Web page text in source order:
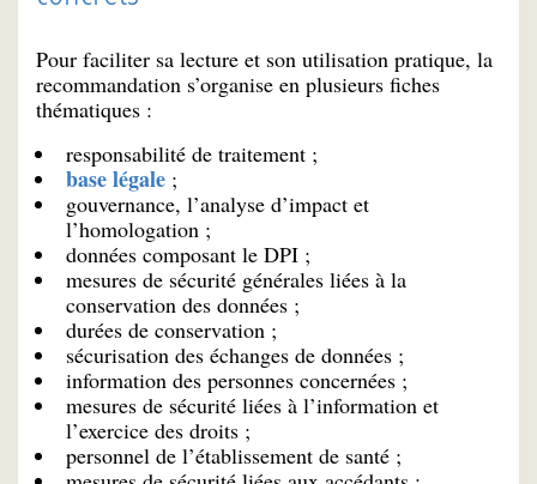
Pour faciliter sa lecture et son utilisation pratique, la
recommandation s’organise en plusieurs fiches
thématiques :
responsabilité de traitement ;
base légale ;
gouvernance, l’analyse d’impact et
l’homologation ;
données composant le DPI ;
mesures de sécurité générales liées à la
conservation des données ;
durées de conservation ;
sécurisation des échanges de données ;
information des personnes concernées ;
mesures de sécurité liées à l’information et
l’exercice des droits ;
personnel de l’établissement de santé ;